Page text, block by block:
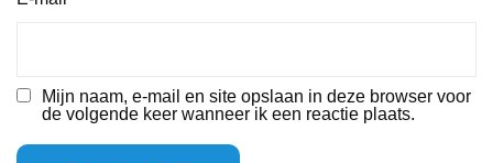
Mijn naam, e-mail en site opslaan in deze browser voor
de volgende keer wanneer ik een reactie plaats.